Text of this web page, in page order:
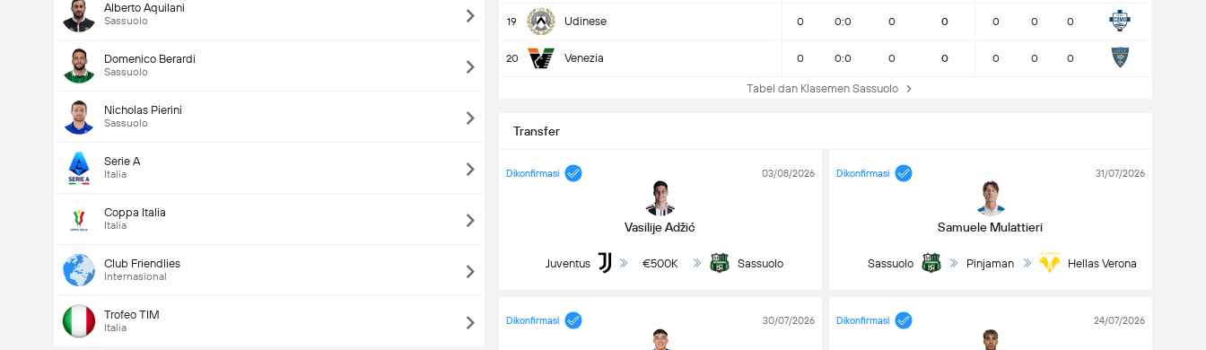
Alberto Aquilani
Sassuolo
Domenico Berardi
Sassuolo
Nicholas Pierini
Sassuolo
Serie A
Italia
Coppa Italia
Italia
Club Friendlies
Internasional
Trofeo TIM
Italia
19 Udinese 0 0:0 0 0 0 0 0
20 Venezia 0 0:0 0 0 0 0 0
Tabel dan Klasemen Sassuolo
Transfer
Dikonfirmasi
Vasilije Adžić
03/08/2026
Juventus €500K Sassuolo
Dikonfirmasi
Samuele Mulattieri
31/07/2026
Sassuolo Pinjaman Hellas Verona
Dikonfirmasi 30/07/2026 Dikonfirmasi 24/07/2026